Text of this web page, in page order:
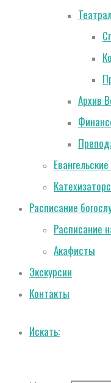
Архив
Расписание
Расписание
Акафисты
Экскурсии
Контакты
Искать: